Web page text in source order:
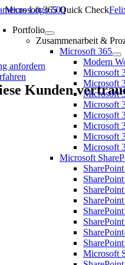
Zum
springen
Portfolio
Zusammenarbeit &
Microsoft 365
Modern
Microsoft
Microsoft
Microsoft
Microsoft
Microsoft
Microsoft
Microsoft
Microsoft
Microsoft
Microsoft
Microsoft 365 Quick Check
365 Quick
anfordern
Kunden